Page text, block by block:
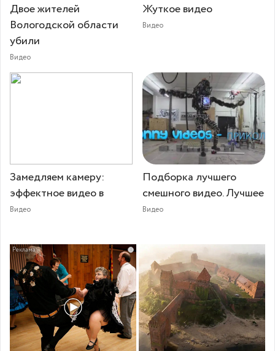
Двое жителей
Вологодской области
убили
Видео
Жуткое видео
Видео
Замедляем камеру:
эффектное видео в
Видео
Подборка лучшего
смешного видео. Лучшее
Видео
i